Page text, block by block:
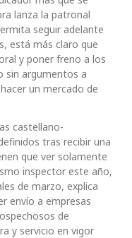
lanza la patronal
seguir adelante
está más claro que
y poner freno a los
sin argumentos a
un mercado de
castellano-
tras recibir una
que ver solamente
inspector este año,
de marzo, explica
envío a empresas
de
y servicio en vigor